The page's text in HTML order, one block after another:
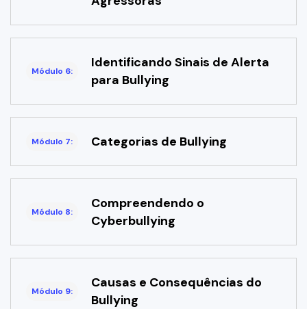
Módulo 6:
Identificando Sinais de Alerta
para Bullying
Módulo 7: Categorias de Bullying
Módulo 8:
Compreendendo o
Cyberbullying
Módulo 9:
Causas e Consequências do
Bullying